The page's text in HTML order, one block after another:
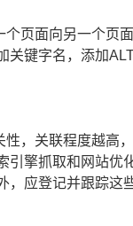
页面向另一个页
键字名，添加ALT
，关联程度越高
引擎抓取和网站
应登记并跟踪这